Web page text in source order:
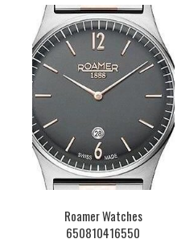
Roamer Watches
650810416550